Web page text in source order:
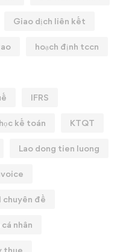
Giao dịch liên kết
hoạch định tccn
IFRS
kế toán KTQT
Lao dong tien luong
chuyên đề
nhân
thue